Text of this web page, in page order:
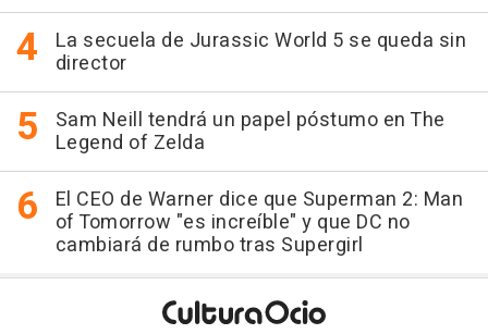
La secuela de Jurassic World 5 se queda sin
director
Sam Neill tendrá un papel póstumo en The
Legend of Zelda
El CEO de Warner dice que Superman 2: Man
of Tomorrow "es increíble" y que DC no
cambiará de rumbo tras Supergirl